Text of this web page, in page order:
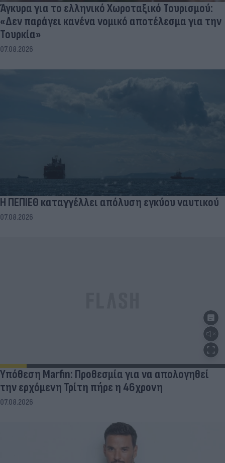
Άγκυρα για το ελληνικό Χωροταξικό Τουρισμού:
«Δεν παράγει κανένα νομικό αποτέλεσμα για την
Τουρκία»
07.08.2026
Η ΠΕΠΙΕΘ καταγγέλλει απόλυση εγκύου ναυτικού
07.08.2026
Υπόθεση Marfin: Προθεσμία για να απολογηθεί
την ερχόμενη Τρίτη πήρε η 46χρονη
07.08.2026